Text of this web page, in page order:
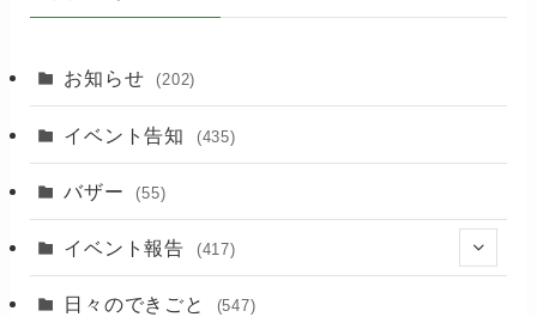
お知らせ (202)
イベント告知 (435)
バザー (55)
イベント報告 (417)
(2)
日々のできごと (547)